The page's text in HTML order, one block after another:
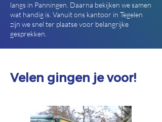
langs in Panningen. Daarna bekijken we samen
wat handig is. Vanuit ons kantoor in Tegelen
zijn we snel ter plaatse voor belangrijke
gesprekken.
Velen gingen je voor!